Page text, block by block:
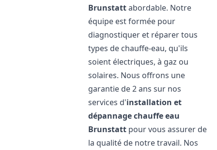
Brunstattabordable. Notre
équipe est formée pour
diagnostiquer et réparer tous
types de chauffe-eau, qu'ils
soient électriques, à gaz ou
solaires. Nous offrons une
garantie de 2 ans sur nos
services d'installation et
dépannage chauffe eau
Brunstatt pour vous assurer de
la qualité de notre travail. Nos